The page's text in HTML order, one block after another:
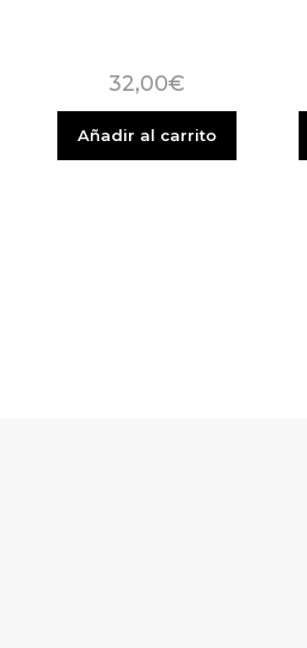
32,00€
Añadir al carrito